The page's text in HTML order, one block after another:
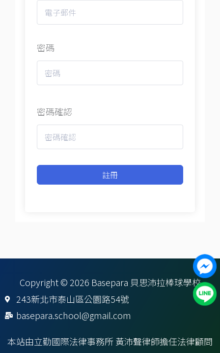
密碼
密碼確認
註冊
Copyright © 2026 Basepara 貝思沛拉棒球學校
243新北市泰山區公園路54號
basepara.school@gmail.com
本站由立勤國際法律事務所 黃沛聲律師擔任法律顧問